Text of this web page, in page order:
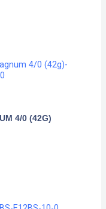
4/0 (42G)